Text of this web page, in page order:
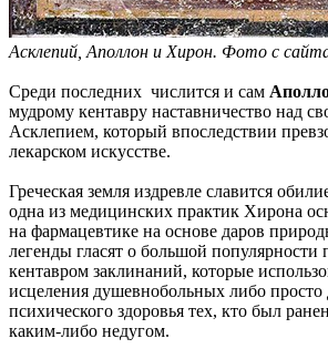
Асклепий, Аполлон и Хирон. Фото с
Среди последних числится и сам
мудрому кентавру наставничество над
Асклепием, который впоследствии
лекарском искусстве.
Греческая земля издревле славится
одна из медицинских практик Хирона
на фармацевтике на основе даров
легенды гласят о большой популярности
кентавром заклинаний, которые
исцеления душевнобольных либо просто
психического здоровья тех, кто был
каким-либо недугом.